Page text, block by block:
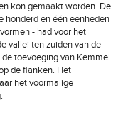
kon gemaakt worden. De
honderd en één eenheden
- had voor het
vallei ten zuiden van de
toevoeging van Kemmel
de flanken. Het
het voormalige